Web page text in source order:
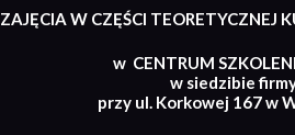
ZAJĘCIA W CZĘŚCI TEORETYCZNEJ
w CENTRUM
w siedzibie
przy ul. Korkowej 167 w